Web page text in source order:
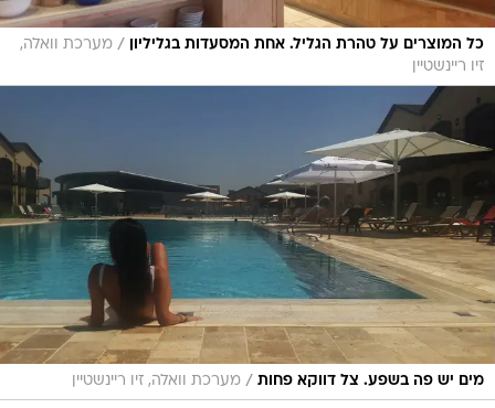
כל המוצרים על טהרת הגליל. אחת המסעדות בגליליון / מערכת וואלה,
זיו ריינשטיין
מים יש פה בשפע. צל דווקא פחות / מערכת וואלה, זיו ריינשטיין